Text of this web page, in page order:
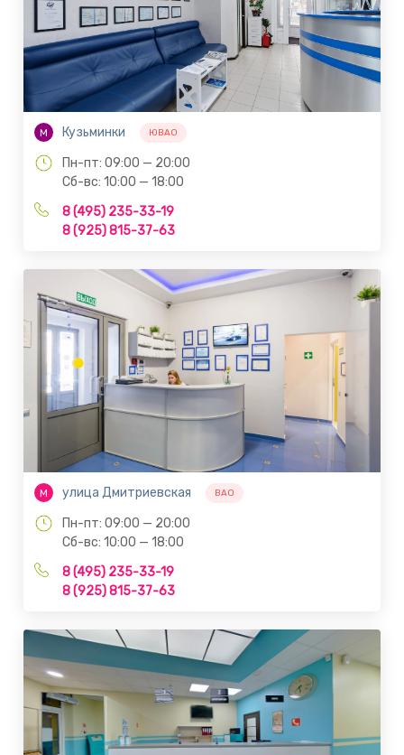
М Кузьминки ЮВАО
Пн-пт: 09:00 — 20:00
Сб-вс: 10:00 — 18:00
8 (495) 235-33-19
8 (925) 815-37-63
М улица Дмитриевская ВАО
Пн-пт: 09:00 — 20:00
Сб-вс: 10:00 — 18:00
8 (495) 235-33-19
8 (925) 815-37-63